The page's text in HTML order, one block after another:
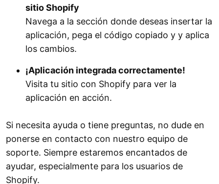
sitio Shopify
Navega a la sección donde deseas insertar la
aplicación, pega el código copiado y y aplica
los cambios.
¡Aplicación integrada correctamente!
Visita tu sitio con Shopify para ver la
aplicación en acción.
Si necesita ayuda o tiene preguntas, no dude en
ponerse en contacto con nuestro equipo de
soporte. Siempre estaremos encantados de
ayudar, especialmente para los usuarios de
Shopify.